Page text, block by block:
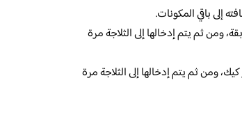
إلى باقي المكونات.
ومن ثم يتم إدخالها إلى الثلاجة مرة
ومن ثم يتم إدخالها إلى الثلاجة مرة